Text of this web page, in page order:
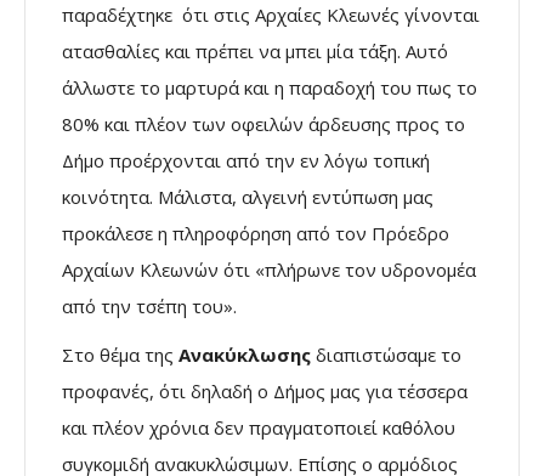
παραδέχτηκε ότι στις Αρχαίες Κλεωνές γίνονται
ατασθαλίες και πρέπει να μπει μία τάξη. Αυτό
άλλωστε το μαρτυρά και η παραδοχή του πως το
80% και πλέον των οφειλών άρδευσης προς το
Δήμο προέρχονται από την εν λόγω τοπική
κοινότητα. Μάλιστα, αλγεινή εντύπωση μας
προκάλεσε η πληροφόρηση από τον Πρόεδρο
Αρχαίων Κλεωνών ότι «πλήρωνε τον υδρονομέα
από την τσέπη του».
Στο θέμα της Ανακύκλωσης διαπιστώσαμε το
προφανές, ότι δηλαδή ο Δήμος μας για τέσσερα
και πλέον χρόνια δεν πραγματοποιεί καθόλου
συγκομιδή ανακυκλώσιμων. Επίσης ο αρμόδιος